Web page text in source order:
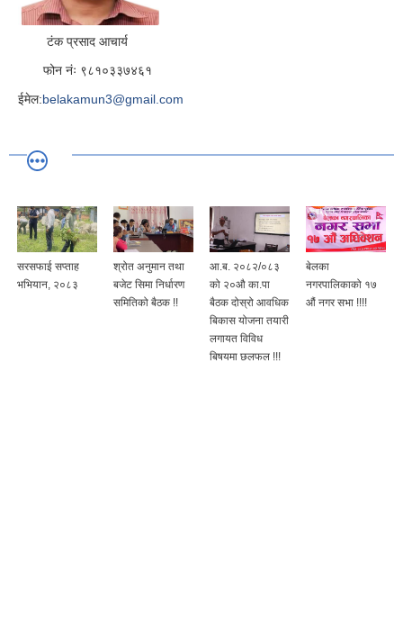
टंक प्रसाद आचार्य
फोन नंः ९८१०३३७४६१
ईमेल:belakamun3@gmail.com
सरसफाई सप्ताह
भभियान, २०८३
श्रोत अनुमान तथा
बजेट सिमा निर्धारण
समितिको बैठक !!
आ.ब. २०८२/०८३
को २०औ का.पा
बैठक दोस्रो आवधिक
बिकास योजना तयारी
लगायत विविध
बिषयमा छलफल !!!
बेलका
नगरपालिकाको १७
औं नगर सभा !!!!